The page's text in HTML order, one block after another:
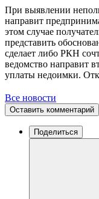
При выявлении
направит
этом случае
представить
сделает либо РКН
ведомство направит
уплаты недоимки.
Все новости
Оставить комментарий
Поделиться